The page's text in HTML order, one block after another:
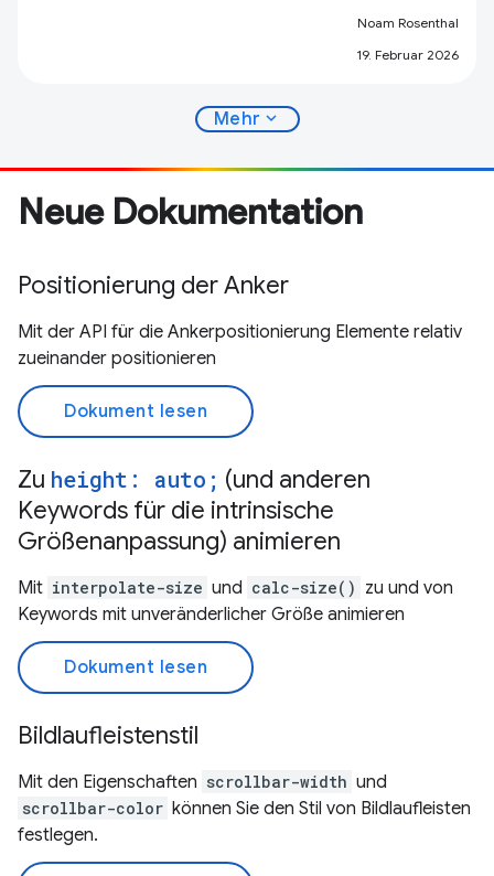
Noam Rosenthal
19. Februar 2026
Mehr expand_more
Neue Dokumentation
Positionierung der Anker
Mit der API für die Ankerpositionierung Elemente relativ
zueinander positionieren
Dokument lesen
Zu height: auto; (und anderen
Keywords für die intrinsische
Größenanpassung) animieren
Mit interpolate-size und calc-size() zu und von
Keywords mit unveränderlicher Größe animieren
Dokument lesen
Bildlaufleistenstil
Mit den Eigenschaften scrollbar-width und
scrollbar-color können Sie den Stil von Bildlaufleisten
festlegen.